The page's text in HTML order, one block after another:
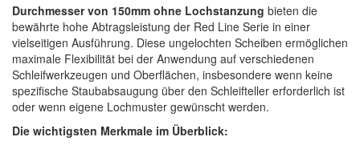
(1)
Sundstrom
(4)
Troton
(2)
Wibeco
(1)
Durchmesser von 150mm ohne Lochstanzung bieten die
bewährte hohe Abtragsleistung der Red Line Serie in einer
vielseitigen Ausführung. Diese ungelochten Scheiben ermöglichen
maximale Flexibilität bei der Anwendung auf verschiedenen
Schleifwerkzeugen und Oberflächen, insbesondere wenn keine
spezifische Staubabsaugung über den Schleifteller erforderlich ist
oder wenn eigene Lochmuster gewünscht werden.
Die wichtigsten Merkmale im Überblick: